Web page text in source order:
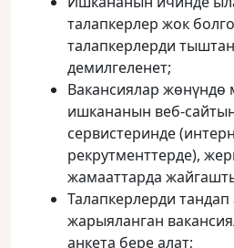
талапкерлер жок
талапкерлерди
демилгеленет;
Вакансиялар жөнүндө
ишкананын веб-
сервистеринде
рекрутменттерде),
жамааттарда
Талапкерлерди тандап
жарыяланган
анкета бере алат;